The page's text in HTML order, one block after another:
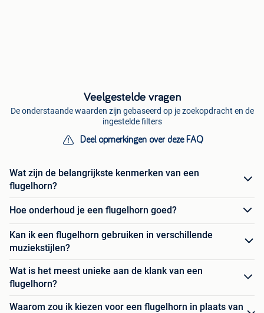
Veelgestelde vragen
De onderstaande waarden zijn gebaseerd op je zoekopdracht en de
ingestelde filters
Deel opmerkingen over deze FAQ
Wat zijn de belangrijkste kenmerken van een
flugelhorn?
Hoe onderhoud je een flugelhorn goed?
Kan ik een flugelhorn gebruiken in verschillende
muziekstijlen?
Wat is het meest unieke aan de klank van een
flugelhorn?
Waarom zou ik kiezen voor een flugelhorn in plaats van